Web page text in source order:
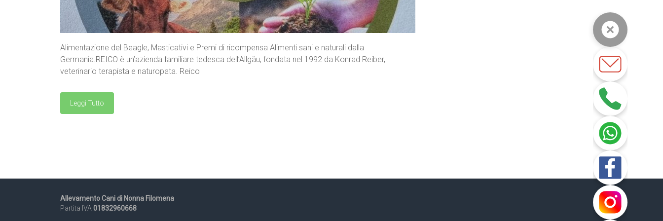
Alimentazione del Beagle, Masticativi e Premi di ricompensa Alimenti sani e naturali dalla
Germania.REICO è un’azienda familiare tedesca dell’Allgäu, fondata nel 1992 da Konrad Reiber,
veterinario terapista e naturopata. Reico
Leggi Tutto
Allevamento Cani di Nonna Filomena
Partita IVA 01832960668